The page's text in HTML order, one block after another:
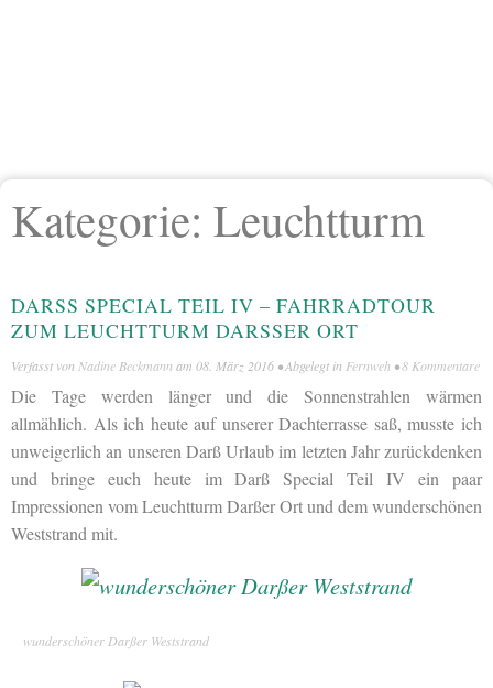
Kategorie: Leuchtturm
DARSS SPECIAL TEIL IV – FAHRRADTOUR Z
UM LEUCHTTURM DARSSER ORT
Verfasst von Nadine Beckmann am 08. März 2016 • Abgelegt in Fernweh •8 Kommentare
Die Tage werden länger und die Sonnenstrahlen wärmen
allmählich. Als ich heute auf unserer Dachterrasse saß, musste ich
unweigerlich an unseren Darß Urlaub im letzten Jahr zurückdenken
und bringe euch heute im Darß Special Teil IV ein paar
Impressionen vom Leuchtturm Darßer Ort und dem wunderschönen
Weststrand mit.
wunderschöner Darßer Weststrand